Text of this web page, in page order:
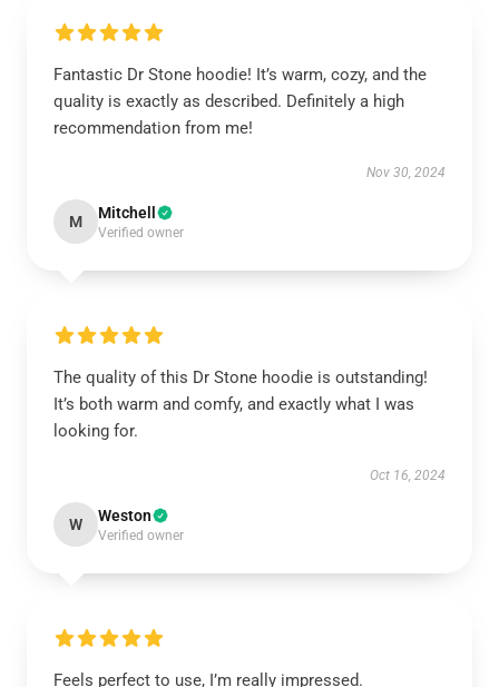
Fantastic Dr Stone hoodie! It’s warm, cozy, and the
quality is exactly as described. Definitely a high
recommendation from me!
Nov 30, 2024
M Mitchell
Verified owner
The quality of this Dr Stone hoodie is outstanding!
It’s both warm and comfy, and exactly what I was
looking for.
Oct 16, 2024
W Weston
Verified owner
Feels perfect to use, I’m really impressed.